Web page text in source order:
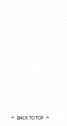
BACK TO TOP